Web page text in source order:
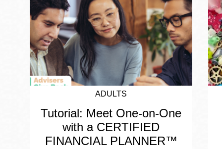
ADULTS
Tutorial: Meet One-on-One
with a CERTIFIED
FINANCIAL PLANNER™